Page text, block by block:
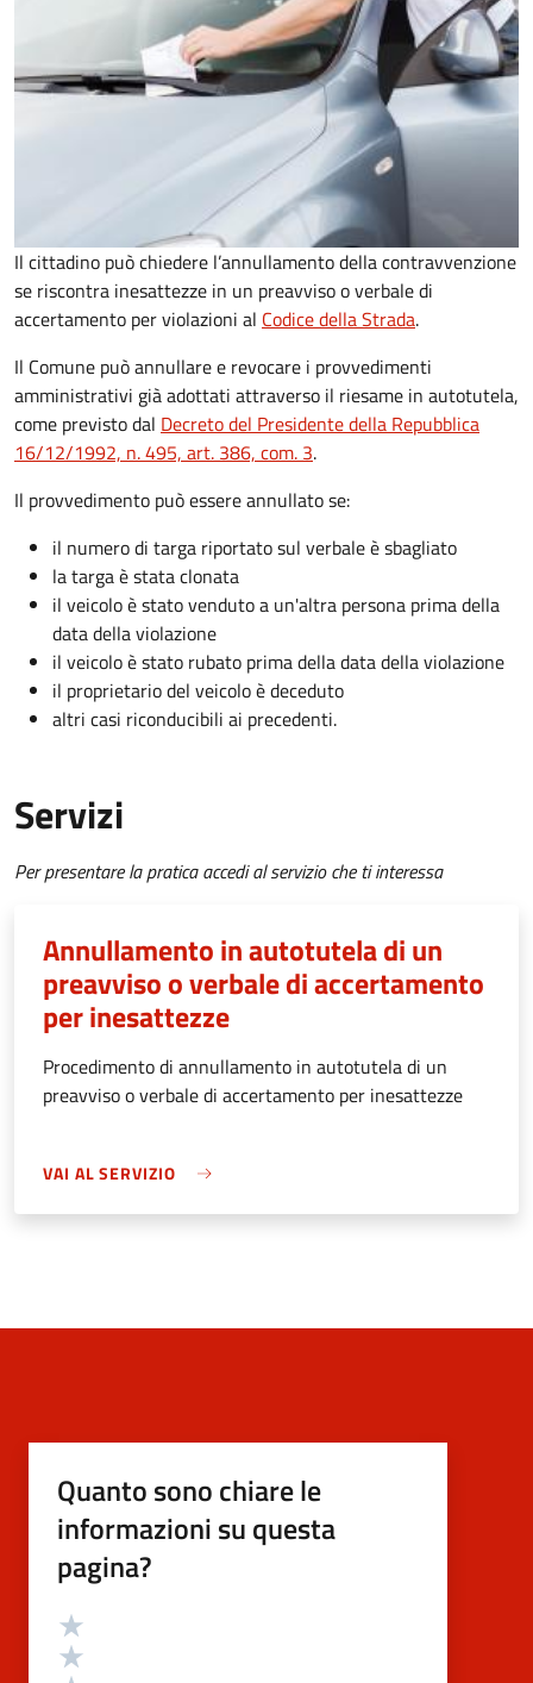
Il cittadino può chiedere l’annullamento della contravvenzione
se riscontra inesattezze in un preavviso o verbale di
accertamento per violazioni al Codice della Strada.
Il Comune può annullare e revocare i provvedimenti
amministrativi già adottati attraverso il riesame in autotutela,
come previsto dal Decreto del Presidente della Repubblica
16/12/1992, n. 495, art. 386, com. 3.
Il provvedimento può essere annullato se:
il numero di targa riportato sul verbale è sbagliato
la targa è stata clonata
il veicolo è stato venduto a un'altra persona prima della
data della violazione
il veicolo è stato rubato prima della data della violazione
il proprietario del veicolo è deceduto
altri casi riconducibili ai precedenti.
Servizi
Per presentare la pratica accedi al servizio che ti interessa
Annullamento in autotutela di un
preavviso o verbale di accertamento
per inesattezze
Procedimento di annullamento in autotutela di un
preavviso o verbale di accertamento per inesattezze
VAI AL SERVIZIO
Quanto sono chiare le
informazioni su questa
pagina?
Valutazione